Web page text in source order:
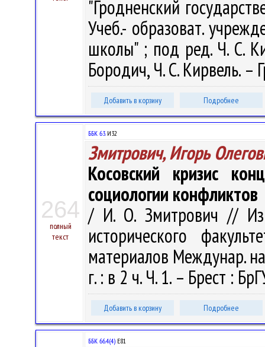
"Гродненский
Учеб.- образоват.
школы" ; под ред. Ч. С.
Бородич, Ч. С. Кирвель. –
Добавить в корзину Подробнее
264
полный
текст
ББК 63.И32
Змитрович, Игорь
Косовский кризис
социологии конфликтов
/ И. О. Змитрович // Из
исторического
материалов Междунар.
г. : в 2 ч. Ч. 1. – Брест :
Добавить в корзину Подробнее
ББК 66.4(4) Е81